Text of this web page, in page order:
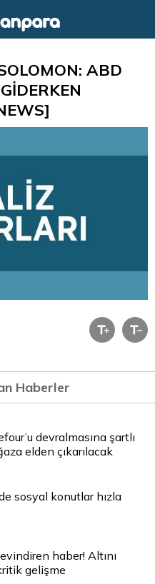
ABD
Haberler
devralmasına şartlı
elden çıkarılacak
sosyal konutlar hızla
haber! Altını
gelişme